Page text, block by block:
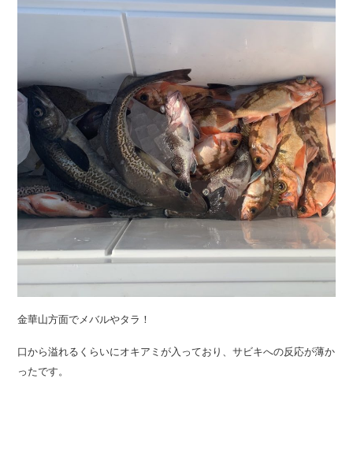
金華山方面でメバルやタラ！
口から溢れるくらいにオキアミが入っており、サビキへの反応が薄か
ったです。